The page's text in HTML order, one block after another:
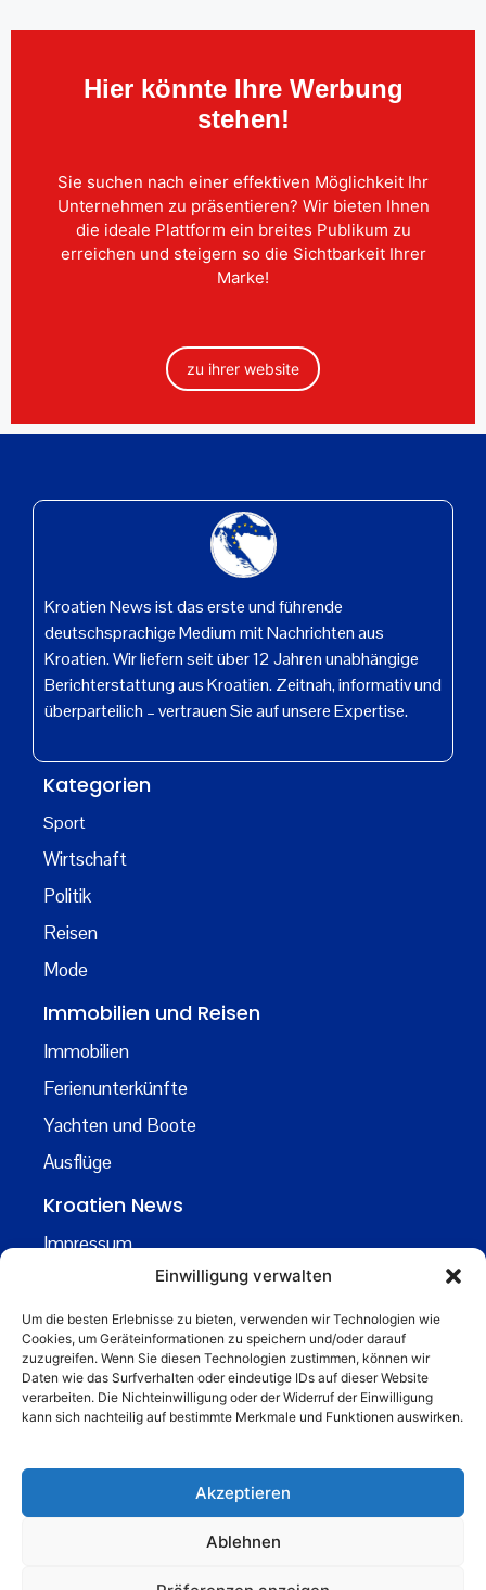
Einwilligung verwalten
Um die besten Erlebnisse zu bieten, verwenden wir Technologien wie
Cookies, um Geräteinformationen zu speichern und/oder darauf
zuzugreifen. Wenn Sie diesen Technologien zustimmen, können wir
Daten wie das Surfverhalten oder eindeutige IDs auf dieser Website
verarbeiten. Die Nichteinwilligung oder der Widerruf der Einwilligung
kann sich nachteilig auf bestimmte Merkmale und Funktionen auswirken.
Akzeptieren
Ablehnen
Hier könnte Ihre Werbung
stehen!
Sie suchen nach einer effektiven Möglichkeit Ihr
Unternehmen zu präsentieren? Wir bieten Ihnen
die ideale Plattform ein breites Publikum zu
erreichen und steigern so die Sichtbarkeit Ihrer
Marke!
zu ihrer website
Kroatien News ist das erste und führende
deutschsprachige Medium mit Nachrichten aus
Kroatien. Wir liefern seit über 12 Jahren unabhängige
Berichterstattung aus Kroatien. Zeitnah, informativ und
überparteilich – vertrauen Sie auf unsere Expertise.
Kategorien
Sport
Wirtschaft
Politik
Reisen
Mode
Immobilien und Reisen
Immobilien
Ferienunterkünfte
Yachten und Boote
Ausflüge
Kroatien News
Impressum
Kontakt
Über uns
Business